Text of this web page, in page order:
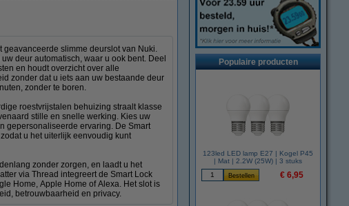
geavanceerde slimme deurslot van Nuki.
deur automatisch, waar u ook bent. Deel
en houdt overzicht over alle
zonder dat u iets aan uw bestaande deur
zonder te boren.
roestvrijstalen behuizing straalt klasse
stille en snelle werking. Kies uw
gepersonaliseerde ervaring. De Smart
u het uiterlijk eenvoudig kunt
zonder zorgen, en laadt u het
via Thread integreert de Smart Lock
Home, Apple Home of Alexa. Het slot is
betrouwbaarheid en privacy.
Populaire producten
123led LED lamp E27 | Kogel P45
| Mat | 2.2W (25W) | 3 stuks
€ 6,95